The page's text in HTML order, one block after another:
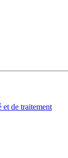
de traitement